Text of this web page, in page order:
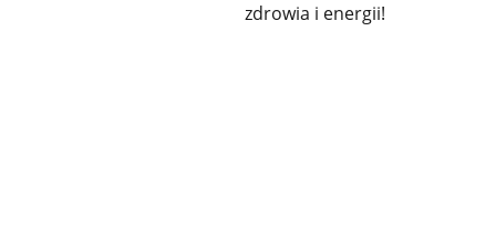
zdrowia i energii!